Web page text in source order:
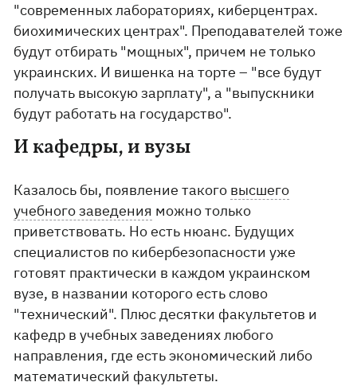
"современных лабораториях, киберцентрах.
биохимических центрах". Преподавателей тоже
будут отбирать "мощных", причем не только
украинских. И вишенка на торте – "все будут
получать высокую зарплату", а "выпускники
будут работать на государство".
И кафедры, и вузы
Казалось бы, появление такого высшего
учебного заведения можно только
приветствовать. Но есть нюанс. Будущих
специалистов по кибербезопасности уже
готовят практически в каждом украинском
вузе, в названии которого есть слово
"технический". Плюс десятки факультетов и
кафедр в учебных заведениях любого
направления, где есть экономический либо
математический факультеты.